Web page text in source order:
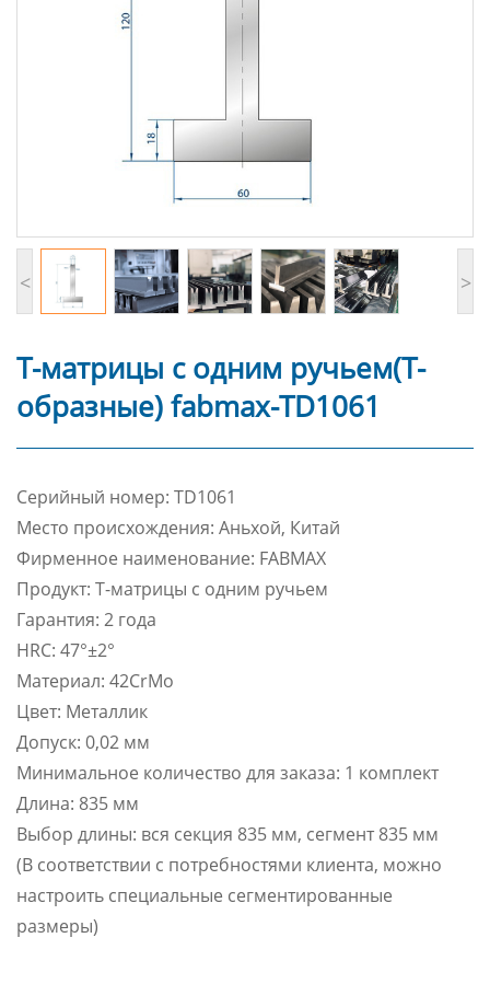
< >
Т-матрицы с одним ручьем(Т-
образные) fabmax-TD1061
Cерийный номер: TD1061
Место происхождения: Аньхой, Китай
Фирменное наименование: FABMAX
Продукт: Т-матрицы с одним ручьем
Гарантия: 2 года
HRC: 47°±2°
Материал: 42CrMo
Цвет: Металлик
Допуск: 0,02 мм
Минимальное количество для заказа: 1 комплект
Длина: 835 мм
Выбор длины: вся секция 835 мм, сегмент 835 мм
(В соответствии с потребностями клиента, можно
настроить специальные сегментированные
размеры)